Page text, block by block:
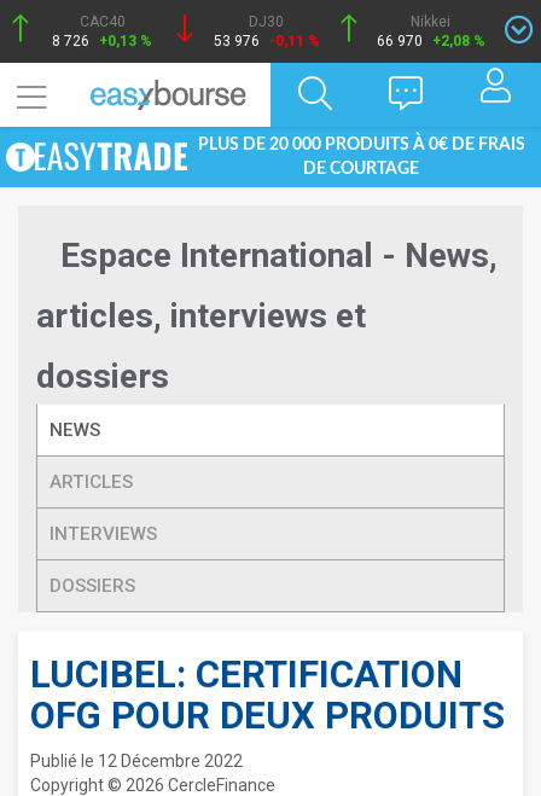
CAC40
8 726
+0,13 %
DJ30
53 976
-0,11 %
Nikkei
66 970
+2,08 %
PLUS DE 20 000 PRODUITS À 0€ DE FRAIS
DE COURTAGE
Espace International - News,
articles, interviews et
dossiers
NEWS
ARTICLES
INTERVIEWS
DOSSIERS
LUCIBEL: CERTIFICATION
OFG POUR DEUX PRODUITS
Publié le 12 Décembre 2022
Copyright © 2026 CercleFinance